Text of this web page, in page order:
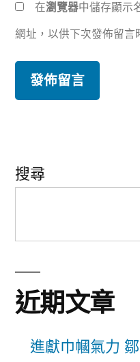
在瀏覽器中儲存顯示
網址，以供下次發佈留言
搜尋
近期文章
進獻巾幗氣力